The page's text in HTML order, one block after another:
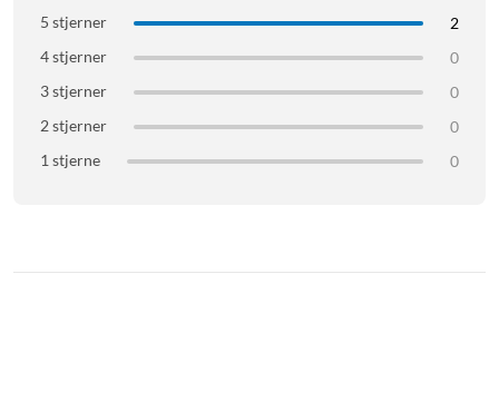
5 stjerner
2
4 stjerner
0
3 stjerner
0
2 stjerner
0
1 stjerne
0